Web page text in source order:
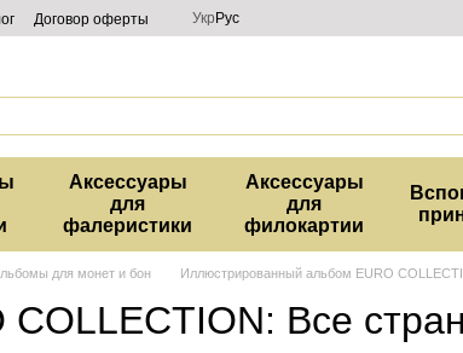
Договор оферты Укр Рус
Аксессуары
для
фалеристики
Аксессуары
для
филокартии
для монет и бон Иллюстрированный альбом EURO
Все